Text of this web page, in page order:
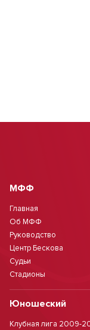
МФФ
Главная
Об МФФ
Руководство
Центр Бескова
Судьи
Стадионы
Юношеский
Клубная лига 2009-